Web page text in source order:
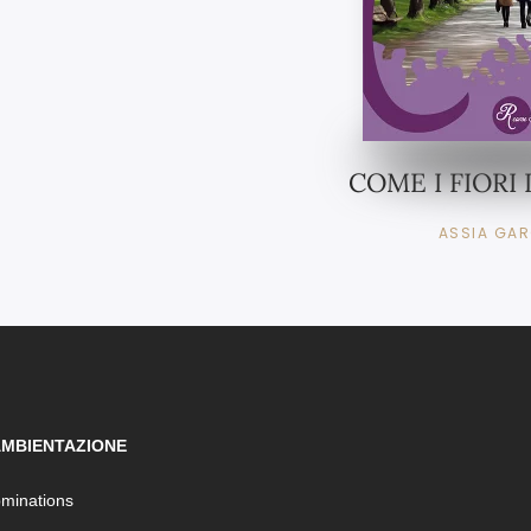
COME I FIORI
ASSIA